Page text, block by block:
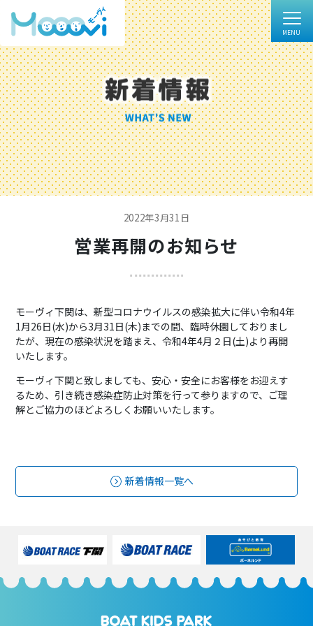
2022年3月31日
営業再開のお知らせ
モーヴィ下関は、新型コロナウイルスの感染拡大に伴い令和4年
1月26日(水)から3月31日(木)までの間、臨時休園しておりまし
たが、現在の感染状況を踏まえ、令和4年4月２日(土)より再開
いたします。
モーヴィ下関と致しましても、安心・安全にお客様をお迎えす
るため、引き続き感染症防止対策を行って参りますので、ご理
解とご協力のほどよろしくお願いいたします。
新着情報一覧へ